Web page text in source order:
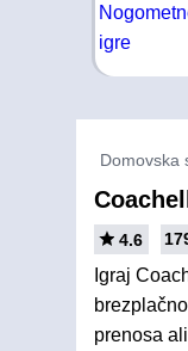
Domovska
4.6
Igraj
prenosa